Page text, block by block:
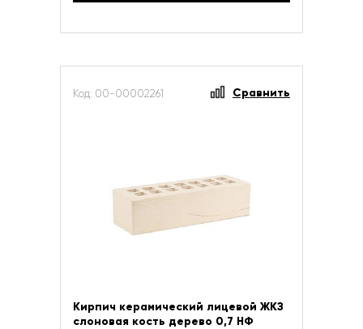
Код: 00-00002261 Сравнить
Кирпич керамический лицевой ЖКЗ
слоновая кость дерево 0,7 НФ